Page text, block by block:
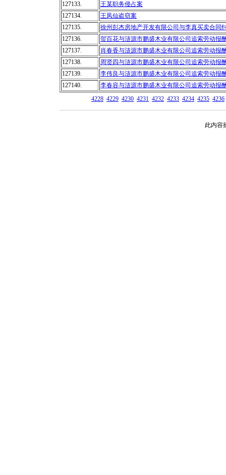
127133.
王某职务侵占案
127134.
王凤仙盗窃案
127135.
徐州彭杰房地产开发有限公司与李真买卖合同
127136.
贺百花与涟源市鹏盛木业有限公司追索劳动报
127137.
肖春香与涟源市鹏盛木业有限公司追索劳动报
127138.
周贤四与涟源市鹏盛木业有限公司追索劳动报
127139.
李伟良与涟源市鹏盛木业有限公司追索劳动报
127140.
李春容与涟源市鹏盛木业有限公司追索劳动报
4228 4229 4230 4231 4232 4233 4234 4235 4236
此内容